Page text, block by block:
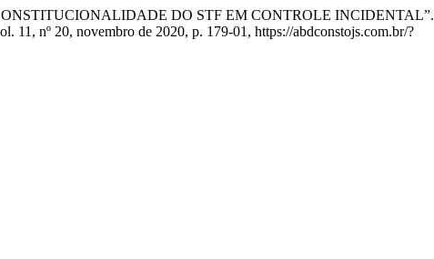
DO STF EM CONTROLE INCIDENTAL”.
11, nº 20, novembro de 2020, p. 179-01, https://abdconstojs.com.br/?